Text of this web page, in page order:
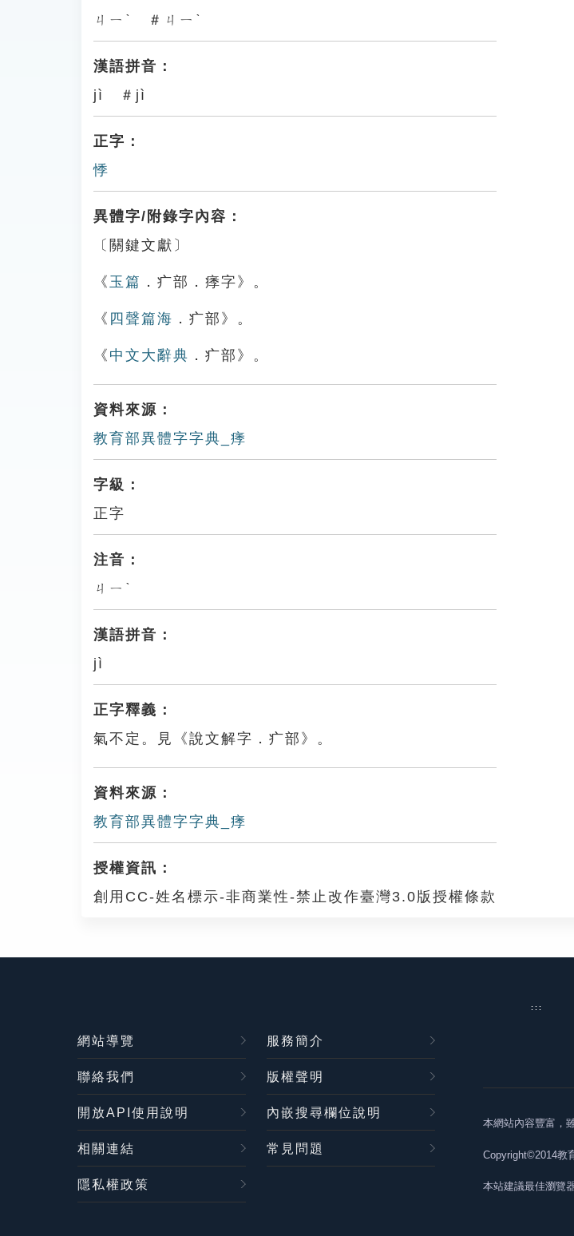
ㄐㄧˋ ＃ㄐㄧˋ
漢語拼音：
jì ＃jì
正字：
悸
異體字/附錄字內容：
〔關鍵文獻〕
《 玉篇 ．疒部．痵字》。
《 四聲篇海 ．疒部》。
《 中文大辭典 ．疒部》。
資料來源：
教育部異體字字典_痵
字級：
正字
注音：
ㄐㄧˋ
漢語拼音：
jì
正字釋義：
氣不定。見《說文解字．疒部》。
資料來源：
教育部異體字字典_痵
授權資訊：
創用CC-姓名標示-非商業性-禁止改作臺灣3.0版授權條款
:::
網站導覽 服務簡介
聯絡我們 版權聲明
開放API使用說明 內嵌搜尋欄位說明
相關連結 常見問題
隱私權政策
本網站內容豐富，
Copyright©2014教
本站建議最佳瀏覽